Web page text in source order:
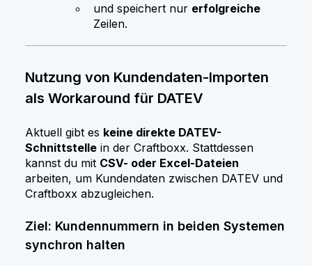
und speichert nur erfolgreiche
Zeilen.
Nutzung von Kundendaten-Importen
als Workaround für DATEV
Aktuell gibt es keine direkte DATEV-
Schnittstelle in der Craftboxx. Stattdessen
kannst du mit CSV- oder Excel-Dateien
arbeiten, um Kundendaten zwischen DATEV und
Craftboxx abzugleichen.
Ziel: Kundennummern in beiden Systemen
synchron halten